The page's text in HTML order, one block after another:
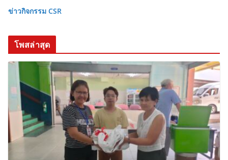
ข่าวกิจกรรม CSR
โพสล่าสุด